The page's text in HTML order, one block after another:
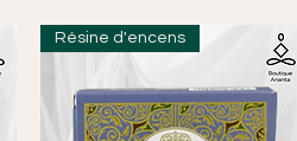
Résine d'encens